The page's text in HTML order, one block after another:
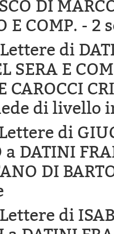
DI
E COMP. - 2
di
SERA E
CAROCCI
di livello
di
DATINI
DI
di